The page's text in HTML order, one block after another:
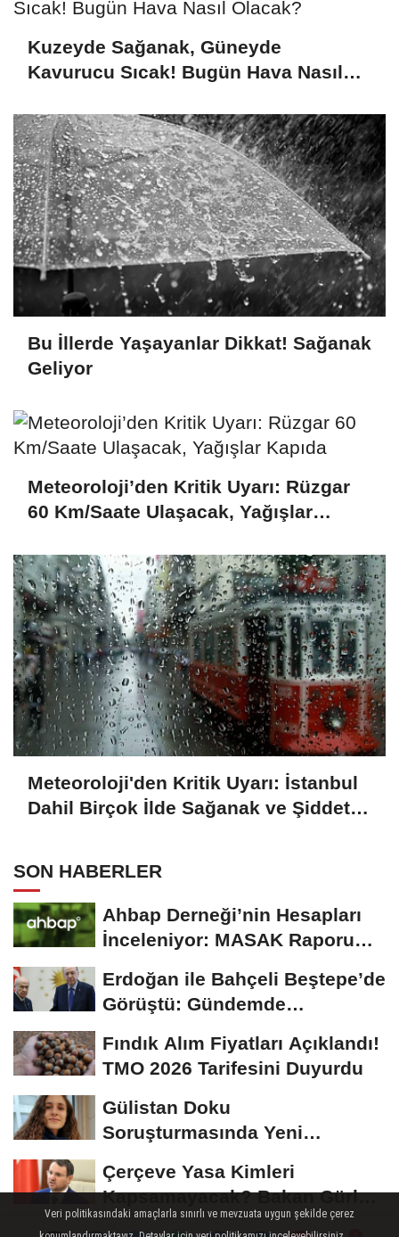
Kuzeyde Sağanak, Güneyde
Kavurucu Sıcak! Bugün Hava Nasıl
Bu İllerde Yaşayanlar Dikkat! Sağanak
Geliyor
Meteoroloji’den Kritik Uyarı: Rüzgar
60 Km/Saate Ulaşacak, Yağışlar
Meteoroloji'den Kritik Uyarı: İstanbul
Dahil Birçok İlde Sağanak ve Şiddetli
SON HABERLER
Ahbap Derneği’nin Hesapları
İnceleniyor: MASAK Raporu
Erdoğan ile Bahçeli Beştepe’de
Görüştü: Gündemde
Fındık Alım Fiyatları Açıklandı!
TMO 2026 Tarifesini Duyurdu
Gülistan Doku
Soruşturmasında Yeni
Çerçeve Yasa Kimleri
Kapsamayacak? Bakan Gürlek
Detayları Paylaştı
Veri politikasındaki amaçlarla sınırlı ve mevzuata uygun şekilde çerez